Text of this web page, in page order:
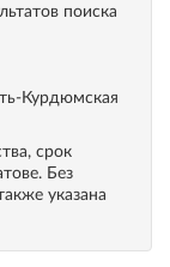
поиска
Курдюмская
срок
Без
указана